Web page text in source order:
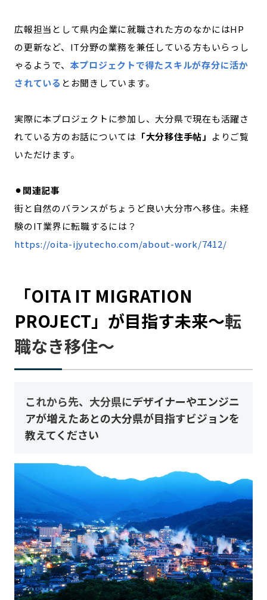
広報担当として県内企業に就職された方のなかにはHP
の更新など、IT分野の業務を兼任している方もいらっし
ゃるようで、 本プロジェクトで得たスキルが存分に活か
されている とお聞きしています。
実際に本プロジェクトに参加し、大分県で現在も活躍さ
れている方のお話については 「大分移住手帖」 よりご覧
いただけます。
⚫︎関連記事
街と自然のバランスがちょうど良い大分市へ移住。未経
験のIT業界に転職するには？
https://oita-ijyutecho.com/about-work/7412/
「OITA IT MIGRATION
PROJECT」が目指す未来〜転
職なき移住〜
これから先、大分県にデザイナーやエンジニ
アが増えたあとの大分県が目指すビジョンを
教えてください